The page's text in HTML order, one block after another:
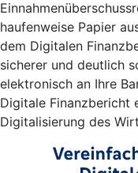
haufenweise Papier
dem Digitalen
sicherer und deutlich
elektronisch an Ihre
Digitale Finanzbericht
Digitalisierung des